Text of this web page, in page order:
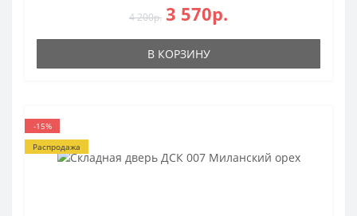
4 200р. 3 570р.
В КОРЗИНУ
-15%
Распродажа